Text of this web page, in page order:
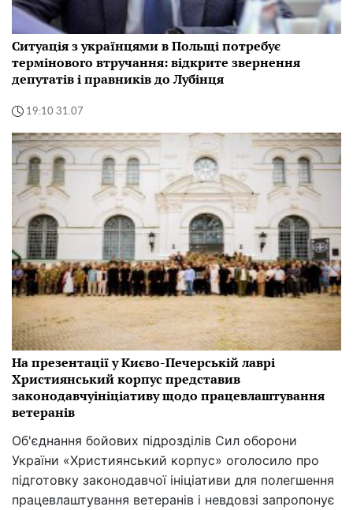
Ситуація з українцями в Польщі потребує
термінового втручання: відкрите звернення
депутатів і правників до Лубінця
19:10 31.07
На презентації у Києво-Печерській лаврі
Християнський корпус представив
законодавчуініціативу щодо працевлаштування
ветеранів
Об'єднання бойових підрозділів Сил оборони
України «Християнський корпус» оголосило про
підготовку законодавчої ініціативи для полегшення
працевлаштування ветеранів і невдовзі запропонує